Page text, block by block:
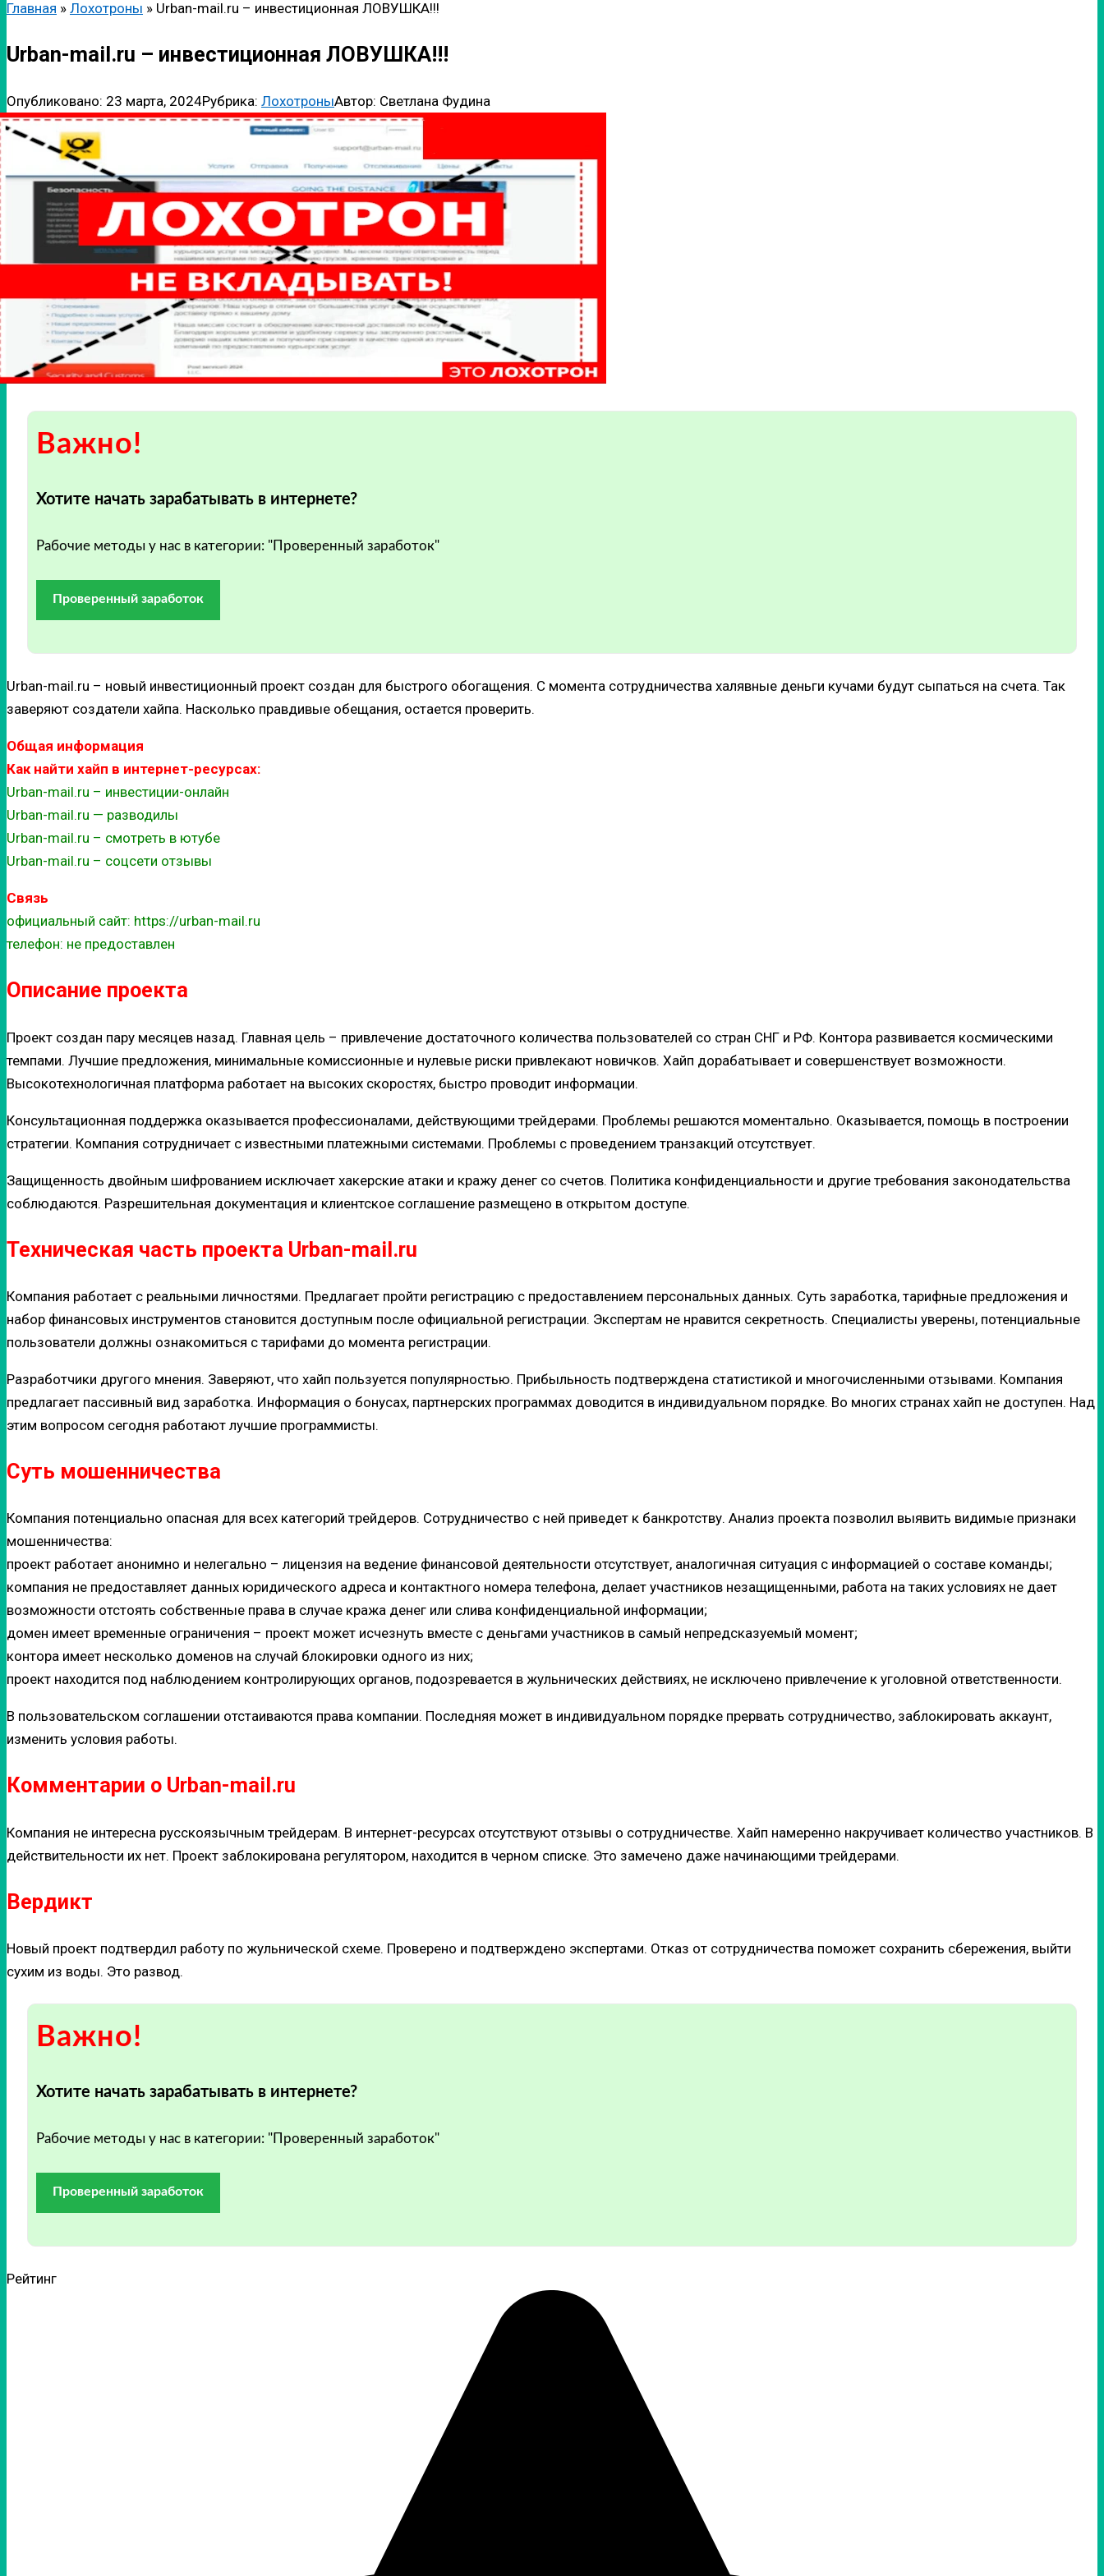
Главная » Лохотроны » Urban-mail.ru – инвестиционная ЛОВУШКА!!!
Urban-mail.ru – инвестиционная ЛОВУШКА!!!
Опубликовано: 23 марта, 2024Рубрика: ЛохотроныАвтор: Светлана Фудина
Важно!
Хотите начать зарабатывать в интернете?
Рабочие методы у нас в категории: "Проверенный заработок"
Проверенный заработок
Urban-mail.ru – новый инвестиционный проект создан для быстрого обогащения. С момента сотрудничества халявные деньги кучами будут сыпаться на счета. Так
заверяют создатели хайпа. Насколько правдивые обещания, остается проверить.
Общая информация
Как найти хайп в интернет-ресурсах:
Urban-mail.ru – инвестиции-онлайн
Urban-mail.ru — разводилы
Urban-mail.ru – смотреть в ютубе
Urban-mail.ru – соцсети отзывы
Связь
официальный сайт: https://urban-mail.ru
телефон: не предоставлен
Описание проекта
Проект создан пару месяцев назад. Главная цель – привлечение достаточного количества пользователей со стран СНГ и РФ. Контора развивается космическими
темпами. Лучшие предложения, минимальные комиссионные и нулевые риски привлекают новичков. Хайп дорабатывает и совершенствует возможности.
Высокотехнологичная платформа работает на высоких скоростях, быстро проводит информации.
Консультационная поддержка оказывается профессионалами, действующими трейдерами. Проблемы решаются моментально. Оказывается, помощь в построении
стратегии. Компания сотрудничает с известными платежными системами. Проблемы с проведением транзакций отсутствует.
Защищенность двойным шифрованием исключает хакерские атаки и кражу денег со счетов. Политика конфиденциальности и другие требования законодательства
соблюдаются. Разрешительная документация и клиентское соглашение размещено в открытом доступе.
Техническая часть проекта Urban-mail.ru
Компания работает с реальными личностями. Предлагает пройти регистрацию с предоставлением персональных данных. Суть заработка, тарифные предложения и
набор финансовых инструментов становится доступным после официальной регистрации. Экспертам не нравится секретность. Специалисты уверены, потенциальные
пользователи должны ознакомиться с тарифами до момента регистрации.
Разработчики другого мнения. Заверяют, что хайп пользуется популярностью. Прибыльность подтверждена статистикой и многочисленными отзывами. Компания
предлагает пассивный вид заработка. Информация о бонусах, партнерских программах доводится в индивидуальном порядке. Во многих странах хайп не доступен. Над
этим вопросом сегодня работают лучшие программисты.
Суть мошенничества
Компания потенциально опасная для всех категорий трейдеров. Сотрудничество с ней приведет к банкротству. Анализ проекта позволил выявить видимые признаки
мошенничества:
проект работает анонимно и нелегально – лицензия на ведение финансовой деятельности отсутствует, аналогичная ситуация с информацией о составе команды;
компания не предоставляет данных юридического адреса и контактного номера телефона, делает участников незащищенными, работа на таких условиях не дает
возможности отстоять собственные права в случае кража денег или слива конфиденциальной информации;
домен имеет временные ограничения – проект может исчезнуть вместе с деньгами участников в самый непредсказуемый момент;
контора имеет несколько доменов на случай блокировки одного из них;
проект находится под наблюдением контролирующих органов, подозревается в жульнических действиях, не исключено привлечение к уголовной ответственности.
В пользовательском соглашении отстаиваются права компании. Последняя может в индивидуальном порядке прервать сотрудничество, заблокировать аккаунт,
изменить условия работы.
Комментарии о Urban-mail.ru
Компания не интересна русскоязычным трейдерам. В интернет-ресурсах отсутствуют отзывы о сотрудничестве. Хайп намеренно накручивает количество участников. В
действительности их нет. Проект заблокирована регулятором, находится в черном списке. Это замечено даже начинающими трейдерами.
Вердикт
Новый проект подтвердил работу по жульнической схеме. Проверено и подтверждено экспертами. Отказ от сотрудничества поможет сохранить сбережения, выйти
сухим из воды. Это развод.
Важно!
Хотите начать зарабатывать в интернете?
Рабочие методы у нас в категории: "Проверенный заработок"
Проверенный заработок
Рейтинг